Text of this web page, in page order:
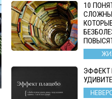
10
ЭФФЕКТ